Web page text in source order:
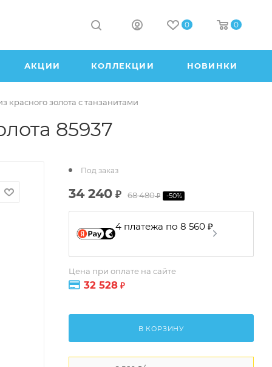
0 0
АКЦИИ КОЛЛЕКЦИИ НОВИНКИ
красного золота с танзанитами
85937
Под заказ
34 240 ₽ 68 480₽ -50%
4 платежа по 8 560 ₽
Цена при оплате на сайте
32 528 ₽
В КОРЗИНУ